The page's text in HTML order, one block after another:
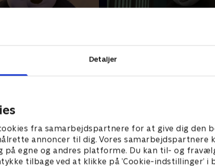
Detaljer
fra samarbejdspartnere for at give dig den
annoncer til dig. Vores samarbejdspartnere
egne og andres platforme. Du kan til- og
tilbage ved at klikke på ’Cookie-indstillinger’ i
22 min
5. Shifu er tilbage